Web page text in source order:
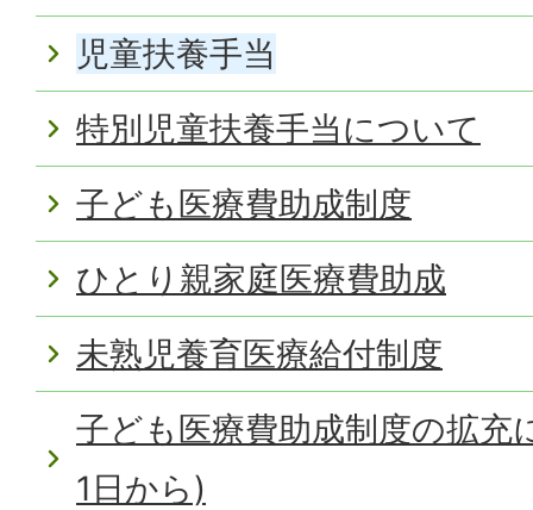
児童扶養手当
特別児童扶養手当について
子ども医療費助成制度
ひとり親家庭医療費助成
未熟児養育医療給付制度
子ども医療費助成制度の拡充
1日から)